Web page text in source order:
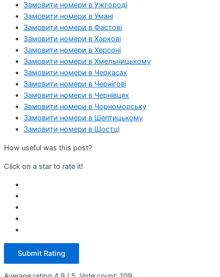
Замовити номери в Ужгороді
Замовити номери в Умані
Замовити номери в Фастові
Замовити номери в Харкові
Замовити номери в Херсоні
Замовити номери в Хмельницькому
Замовити номери в Черкасах
Замовити номери в Чернігові
Замовити номери в Чернівцях
Замовити номери в Чорноморську
Замовити номери в Шептицькому
Замовити номери в Шостці
How useful was this post?
Click on a star to rate it!
Submit Rating